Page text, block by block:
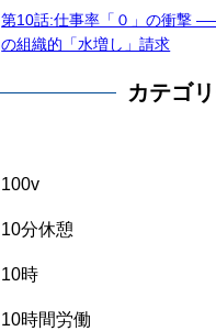
第10話:仕事率「０」の衝撃
の組織的「水増し」請求
カテゴ
100v
10分休憩
10時
10時間労働